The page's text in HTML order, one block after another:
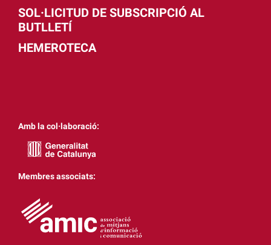
SOL·LICITUD DE SUBSCRIPCIÓ AL
BUTLLETÍ
HEMEROTECA
Amb la col·laboració:
Membres associats: